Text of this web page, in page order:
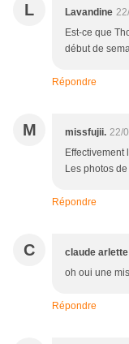
L Lavandine
Est-ce que
début de
Répondre
M missfujii. 22/
Effectivement
Les photos
Répondre
C claude arlette
oh oui une
Répondre